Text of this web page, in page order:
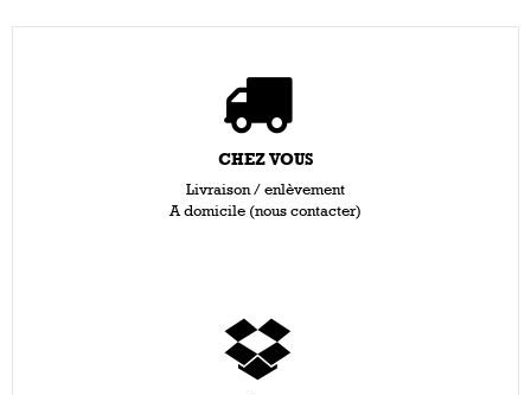
CHEZ VOUS
Livraison / enlèvement
A domicile (nous contacter)